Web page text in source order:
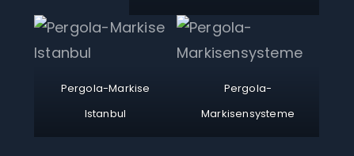
Pergola-Markise
Istanbul
Pergola-
Markisensysteme